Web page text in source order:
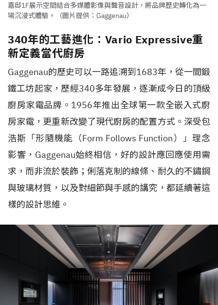
嘉邸1F展示空間結合多媒體影像與聲音設計，將品牌歷史轉化為一
場沉浸式體驗。（圖片提供：Gaggenau）
340年的工藝進化：Vario Expressive重
新定義當代廚房
Gaggenau的歷史可以一路追溯到1683年，從一間鍛
鐵工坊起家，歷經340多年發展，逐漸成今日的頂級
廚房家電品牌。1956年推出全球第一款全嵌入式廚
房家電，更重新改變了現代廚房的配置方式。深受包
浩斯「形隨機能（Form Follows Function）」理念
影響，Gaggenau始終相信，好的設計應回應使用需
求，而非流於裝飾；俐落克制的線條、耐久的不鏽鋼
與玻璃材質，以及對細節與手感的講究，都延續著這
樣的設計思維。